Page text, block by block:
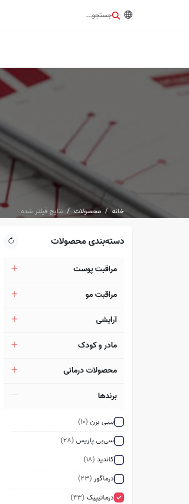
جستجو...
خانه محصولات نتایج فیلتر شده
دسته‌بندی محصولات
مراقبت پوست
مراقبت مو
آرایشی
مادر و کودک
محصولات درمانی
برندها
بیبی برن (10)
سی‌بی پاریس (28)
کاندید (18)
درماگور (23)
درماتیپیک (43)